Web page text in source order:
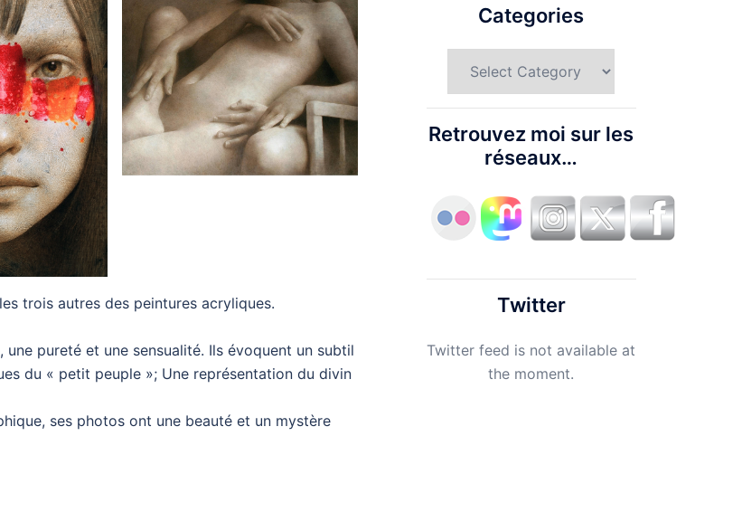
trois autres des peintures acryliques.
pureté et une sensualité. Ils évoquent un subtil
du « petit peuple »; Une représentation du divin
ses photos ont une beauté et un mystère
Categories
Retrouvez moi sur les
réseaux…
Twitter
Twitter feed is not available at
the moment.